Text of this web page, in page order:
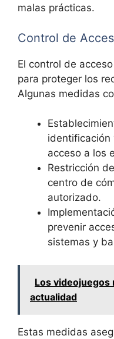
malas prácticas.
Control de
El control de
para proteger los
Algunas medidas
identificación
acceso a los
Restricción
centro de
autorizado.
prevenir
sistemas y
Los videojuegos
actualidad
Estas medidas